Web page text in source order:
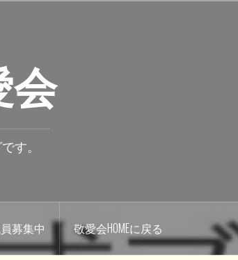
会
す。
募集中 敬愛会HOMEに戻る